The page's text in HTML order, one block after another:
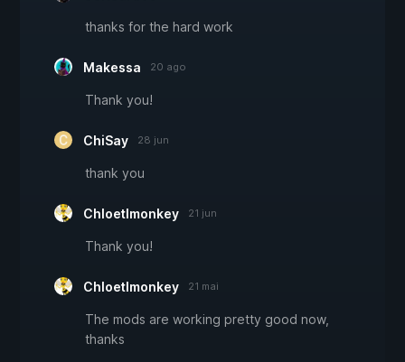
thanks for the hard work
Makessa 20 ago
Thank you!
ChiSay 28 jun
thank you
Chloetlmonkey 21 jun
Thank you!
Chloetlmonkey 21 mai
The mods are working pretty good now,
thanks